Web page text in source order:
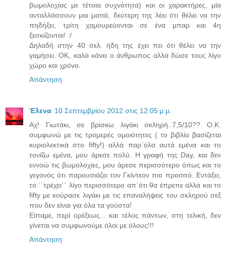
βωμολοχίας με τέτοια συχνότητα) και οι χαρακτήρες, μία
ανταλλάσσουν μια ματιά, δεύτερη της λέει ότι θέλει να την
πηδήξει, τρίτη χαμουρεύονται σε ένα μπαρ και 4η
ξεσκίζονται! :/
Δηλαδή στην 40 σελ. ήδη της έχει πει ότι θέλει να την
γαμήσει. ΟΚ, καλά κάνει ο άνθρωπος αλλά δώσε τους λίγο
χώρο και χρόνο.
Απάντηση
Έλενα 10 Σεπτεμβρίου 2012 στις 12:05 μ.μ.
Αχ! Γιωτάκι, σε βρίσκω λιγάκι σκληρή..7,5/10?? Ο.Κ.
συμφωνώ με τις τρομερές ομοιότητες ( το βιβλίο βασίζεται
κυριολεκτικά στο fifty!) αλλά παρ΄όλα αυτά εμένα και το
τονίζω εμένα, μου άρεσε πολύ. Η γραφή της Day, και δεν
εννοώ τις βωμολοχίες, μου άρεσε περισσότερο όπως και το
γεγονός ότι παρουσιάζει τον Γκίντεον πιο προσιτό. Εντάξει,
το ΄΄τρέχει΄΄ λίγο περισσότερο απ΄ότι θα έπρεπε αλλά και το
fifty με κούρασε λιγάκι με τις επαναλήψεις του σκληρού σεξ
που δεν είναι για όλα τα γούστα!
Είπαμε, περί ορέξεως... και τέλος πάντων, στη τελική, δεν
γίνεται να συμφωνούμε όλοι με όλους!!!
Απάντηση